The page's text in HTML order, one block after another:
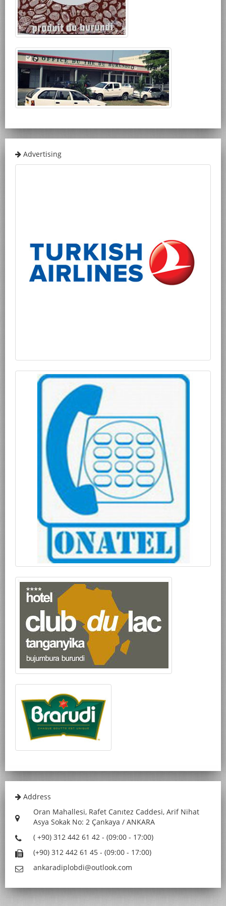
Advertising
Address
Oran Mahallesi, Rafet Canıtez Caddesi, Arif Nihat
Asya Sokak No: 2 Çankaya / ANKARA
( +90) 312 442 61 42 - (09:00 - 17:00)
(+90) 312 442 61 45 - (09:00 - 17:00)
ankaradiplobdi@outlook.com